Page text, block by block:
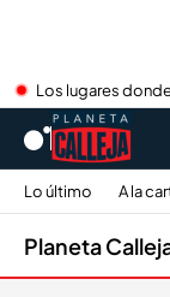
Los lugares
Lo último A la
Planeta